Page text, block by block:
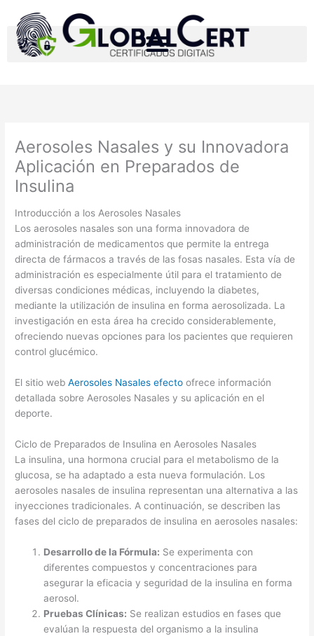
para
conteúdo
Aerosoles Nasales y su Innovadora
Aplicación en Preparados de
Insulina
Introducción a los Aerosoles Nasales
Los aerosoles nasales son una forma innovadora de
administración de medicamentos que permite la entrega
directa de fármacos a través de las fosas nasales. Esta vía de
administración es especialmente útil para el tratamiento de
diversas condiciones médicas, incluyendo la diabetes,
mediante la utilización de insulina en forma aerosolizada. La
investigación en esta área ha crecido considerablemente,
ofreciendo nuevas opciones para los pacientes que requieren
control glucémico.
El sitio webAerosoles Nasales efecto ofrece información
detallada sobre Aerosoles Nasales y su aplicación en el
deporte.
Ciclo de Preparados de Insulina en Aerosoles Nasales
La insulina, una hormona crucial para el metabolismo de la
glucosa, se ha adaptado a esta nueva formulación. Los
aerosoles nasales de insulina representan una alternativa a las
inyecciones tradicionales. A continuación, se describen las
fases del ciclo de preparados de insulina en aerosoles nasales:
Desarrollo de la Fórmula: Se experimenta con
diferentes compuestos y concentraciones para
asegurar la eficacia y seguridad de la insulina en forma
aerosol.
Pruebas Clínicas: Se realizan estudios en fases que
evalúan la respuesta del organismo a la insulina